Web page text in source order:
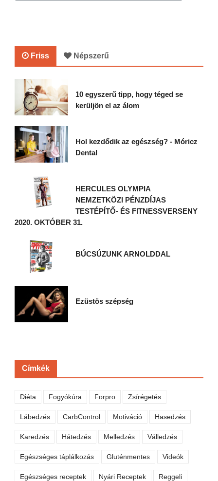
Friss Népszerű
10 egyszerű tipp, hogy téged se
kerüljön el az álom
Hol kezdődik az egészség? - Móricz
Dental
HERCULES OLYMPIA
NEMZETKÖZI PÉNZDÍJAS
TESTÉPÍTŐ- ÉS FITNESSVERSENY
2020. OKTÓBER 31.
BÚCSÚZUNK ARNOLDDAL
Ezüstös szépség
Címkék
Diéta Fogyókúra Forpro Zsírégetés
Lábedzés CarbControl Motiváció Hasedzés
Karedzés Hátedzés Melledzés Válledzés
Egészséges táplálkozás Gluténmentes Videók
Egészséges receptek Nyári Receptek Reggeli